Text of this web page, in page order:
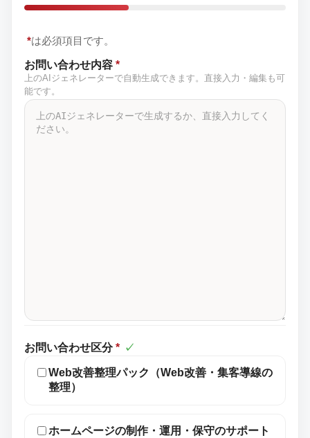
*は必須項目です。
お問い合わせ内容 *
上のAIジェネレーターで自動生成できます。直接入力・編集も可
能です。
お問い合わせ区分 * ✓
Web改善整理パック（Web改善・集客導線の
整理）
ホームページの制作・運用・保守のサポート